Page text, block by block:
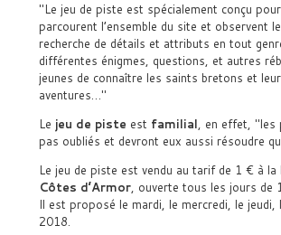
Le jeu de piste est spécialement conçu
parcourent l’ensemble du site et observent
recherche de détails et attributs en tout
différentes énigmes, questions, et autres
jeunes de connaître les saints bretons et
aventures…
Le jeu de piste est familial, en effet,
les
pas oubliés et devront eux aussi résoudre
Le jeu de piste est vendu au tarif de 1 € à la
Côtes d’Armor, ouverte tous les jours de
Il est proposé le mardi, le mercredi, le jeudi,
2018.